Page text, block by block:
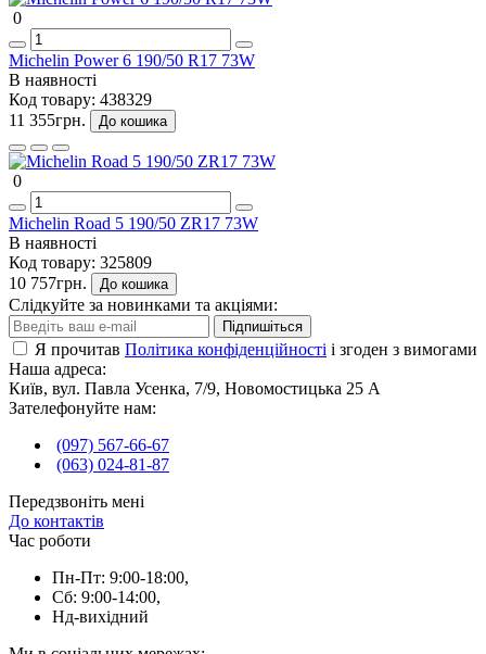
0
Michelin Power 6 190/50 R17 73W
В наявності
Код товару: 438329
11 355грн.
До кошика
0
Michelin Road 5 190/50 ZR17 73W
В наявності
Код товару: 325809
10 757грн.
До кошика
Слідкуйте за новинками та акціями:
Підпишіться
Я прочитав Політика конфіденційності і згоден з вимогами
Наша адреса:
Київ, вул. Павла Усенка, 7/9, Новомостицька 25 А
Зателефонуйте нам:
(097) 567-66-67
(063) 024-81-87
Передзвоніть мені
До контактів
Час роботи
Пн-Пт: 9:00-18:00,
Сб: 9:00-14:00,
Нд-вихідний